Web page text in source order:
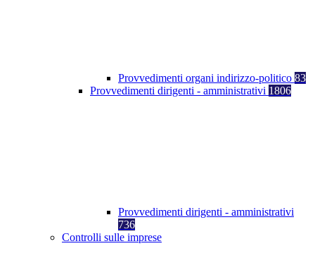
Provvedimenti organi indirizzo-politico 83
Provvedimenti dirigenti - amministrativi 1806
Provvedimenti dirigenti - amministrativi
736
Controlli sulle imprese